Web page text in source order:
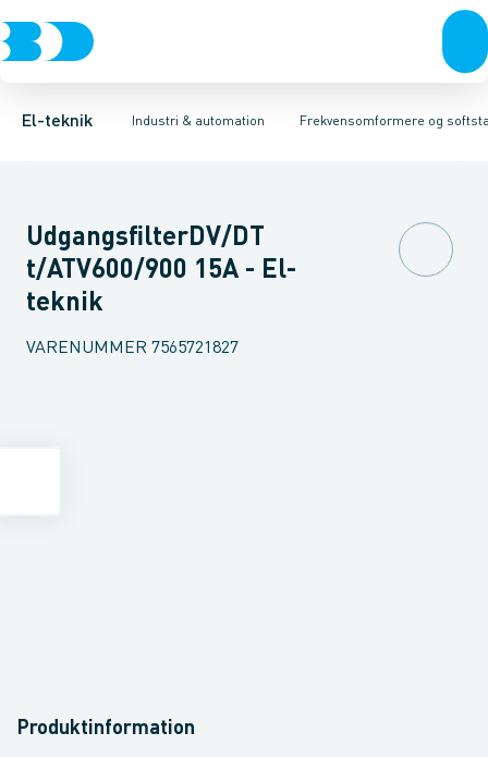
El-teknik Industri & automation
Afbrydere, stikkontakter & lampeudtagForgreningsmateriel
Frekvensomformere og
Industristiksystemer Frekvensomformere og softstartere
Frekvensomformer =˂1 kVFilter for lavspændingSoft Starter
UdgangsfilterDV/DT
t/ATV600/900 15A - El-
teknik
VARENUMMER 7565721827
Produktinformation